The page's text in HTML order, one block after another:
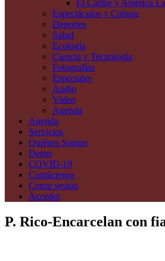
El Caribe y América
Espectáculos y Cultura
Deportes
Salud
Ecología
Ciencia y Tecnología
Fotografías
Especiales
Audio
Vídeo
Agenda
Agenda
Servicios
Quiénes Somos
Demo
COVID-19
Contáctenos
Cerrar sesión
Acceder
P. Rico-Encarcelan con